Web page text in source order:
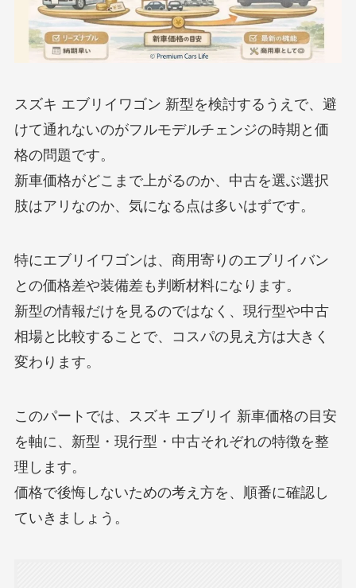
スズキ エブリイワゴン 新型を検討するうえで、避
けて通れないのがフルモデルチェンジの時期と価
格の問題です。
新車価格がどこまで上がるのか、中古を選ぶ選択
肢はアリなのか、気になる点は多いはずです。
特にエブリイワゴンは、商用寄りのエブリイバン
との価格差や装備差も判断材料になります。
新型の情報だけを見るのではなく、現行型や中古
相場と比較することで、コスパの見え方は大きく
変わります。
このパートでは、スズキ エブリイ 新車価格の目安
を軸に、新型・現行型・中古それぞれの特徴を整
理します。
価格で後悔しないための考え方を、順番に確認し
ていきましょう。